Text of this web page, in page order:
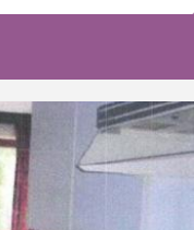
KV 1415
à pied du centre de
étage d'un immeuble